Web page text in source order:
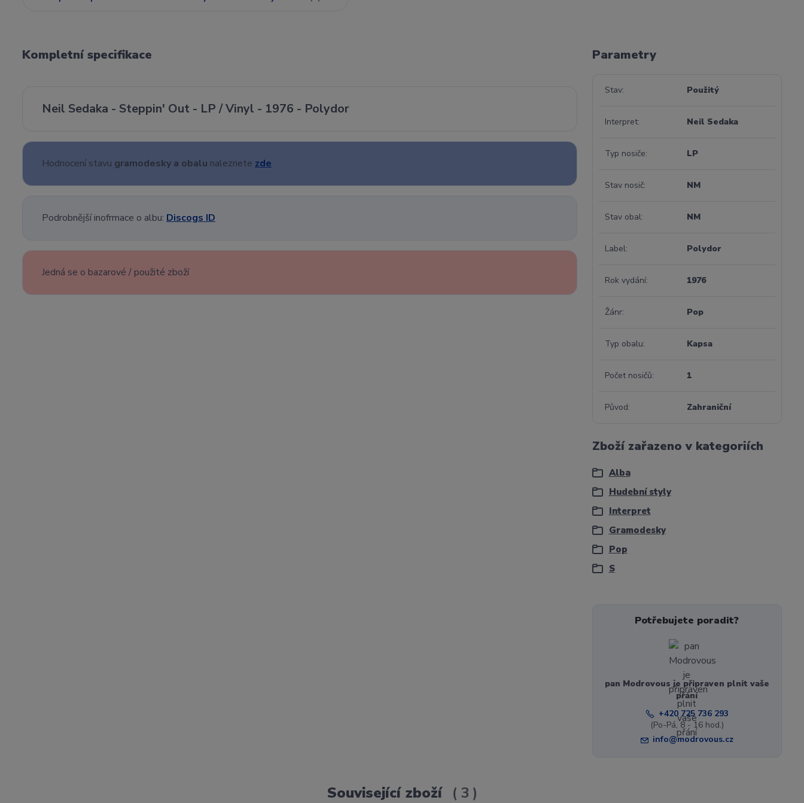
Kompletní specifikace
Neil Sedaka - Steppin' Out - LP / Vinyl - 1976 - Polydor
Hodnocení stavu gramodesky a obalu naleznete zde
Podrobnější inofrmace o albu: Discogs ID
Jedná se o bazarové / použité zboží
Parametry
Stav Použitý
Interpret Neil Sedaka
Typ nosiče LP
Stav nosič NM
Stav obal NM
Label Polydor
Rok vydání 1976
Žánr Pop
Typ obalu Kapsa
Počet nosičů 1
Původ Zahraniční
Zboží zařazeno v kategoriích
Alba
Hudební styly
Interpret
Gramodesky
Pop
S
Potřebujete poradit?
pan Modrovous je připraven plnit vaše
přání
+420 725 736 293
(Po-Pá, 8 - 16 hod.)
info@modrovous.cz
Související zboží 3